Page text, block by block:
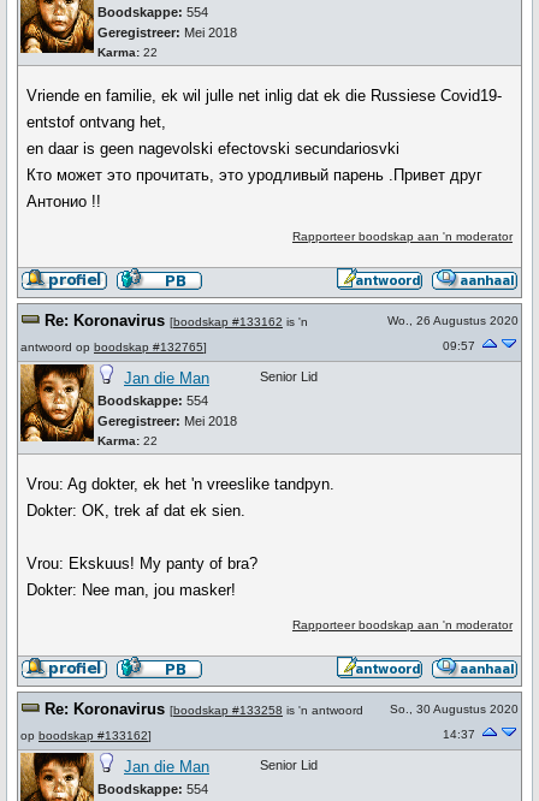
Boodskappe: 554
Geregistreer: Mei 2018
Karma: 22
Vriende en familie, ek wil julle net inlig dat ek die Russiese Covid19-
entstof ontvang het,
en daar is geen nagevolski efectovski secundariosvki
Кто может это прочитать, это уродливый парень .Привет друг
Антонио !!
Rapporteer boodskap aan 'n moderator
Re: Koronavirus [boodskap #133162 is 'n
antwoord op boodskap #132765]
Wo., 26 Augustus 2020
09:57
Jan die Man
Boodskappe: 554
Geregistreer: Mei 2018
Karma: 22
Senior Lid
Vrou: Ag dokter, ek het 'n vreeslike tandpyn.
Dokter: OK, trek af dat ek sien.
Vrou: Ekskuus! My panty of bra?
Dokter: Nee man, jou masker!
Rapporteer boodskap aan 'n moderator
Re: Koronavirus [boodskap #133258 is 'n antwoord
op boodskap #133162]
So., 30 Augustus 2020
14:37
Jan die Man
Boodskappe: 554
Senior Lid